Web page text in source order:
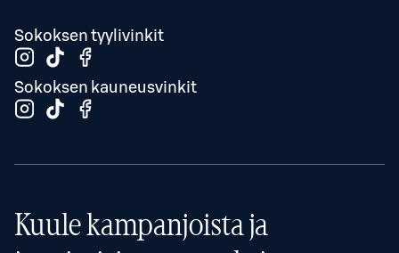
Sokoksen tyylivinkit
Sokoksen kauneusvinkit
Kuule kampanjoista ja